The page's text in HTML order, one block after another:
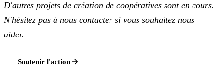
D'autres projets de création de coopératives sont en cours.
N'hésitez pas à nous contacter si vous souhaitez nous
aider.
Soutenir l'action